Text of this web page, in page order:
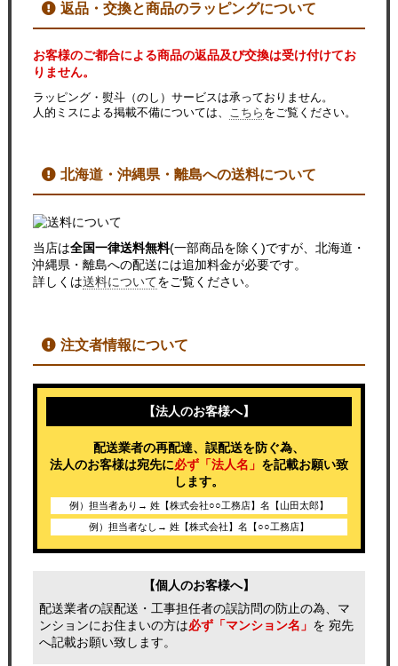
返品・交換と商品のラッピングについて
お客様のご都合による商品の返品及び交換は受け付けてお
りません。
ラッピング・熨斗（のし）サービスは承っておりません。
人的ミスによる掲載不備については、 こちら をご覧ください。
北海道・沖縄県・離島への送料について
当店は全国一律送料無料(一部商品を除く)ですが、北海道・
沖縄県・離島への配送には追加料金が必要です。
詳しくは送料についてをご覧ください。
注文者情報について
【法人のお客様へ】
配送業者の再配達、誤配送を防ぐ為、
法人のお客様は宛先に必ず「法人名」 を記載お願い致
します。
例）担当者あり→ 姓【株式会社○○工務店】名【山田太郎】
例）担当者なし→ 姓【株式会社】名【○○工務店】
【個人のお客様へ】
配送業者の誤配送・工事担任者の誤訪問の防止の為、マ
ンションにお住まいの方は必ず「マンション名」 を 宛先
へ記載お願い致します。